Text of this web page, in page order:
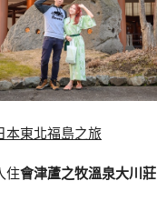
本東北福島之旅
住會津蘆之牧溫泉大川莊